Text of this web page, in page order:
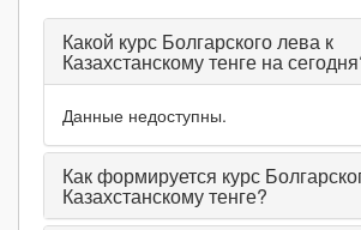
Какой курс Болгарского лева к
Казахстанскому тенге на
Данные недоступны.
Как формируется курс
Казахстанскому тенге?